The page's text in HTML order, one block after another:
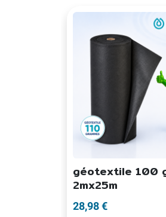
géotextile 100
2mx25m
28,98 €